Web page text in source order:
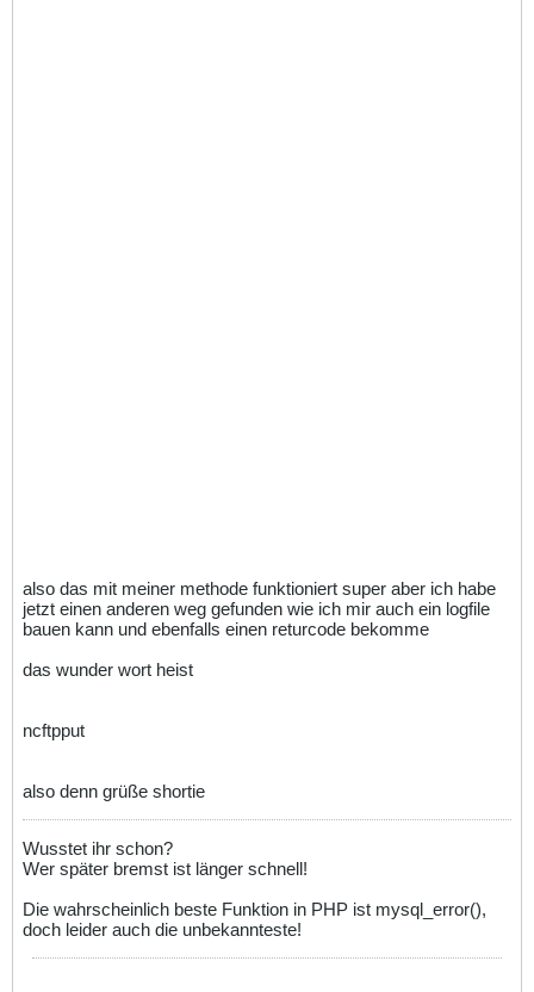
also das mit meiner methode funktioniert super aber ich habe
jetzt einen anderen weg gefunden wie ich mir auch ein logfile
bauen kann und ebenfalls einen returcode bekomme
das wunder wort heist
ncftpput
also denn grüße shortie
Wusstet ihr schon?
Wer später bremst ist länger schnell!
Die wahrscheinlich beste Funktion in PHP ist mysql_error(),
doch leider auch die unbekannteste!